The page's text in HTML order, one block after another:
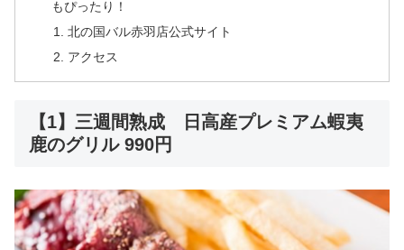
もぴったり！
北の国バル赤羽店公式サイト
アクセス
【1】三週間熟成 日高産プレミアム蝦夷
鹿のグリル 990円